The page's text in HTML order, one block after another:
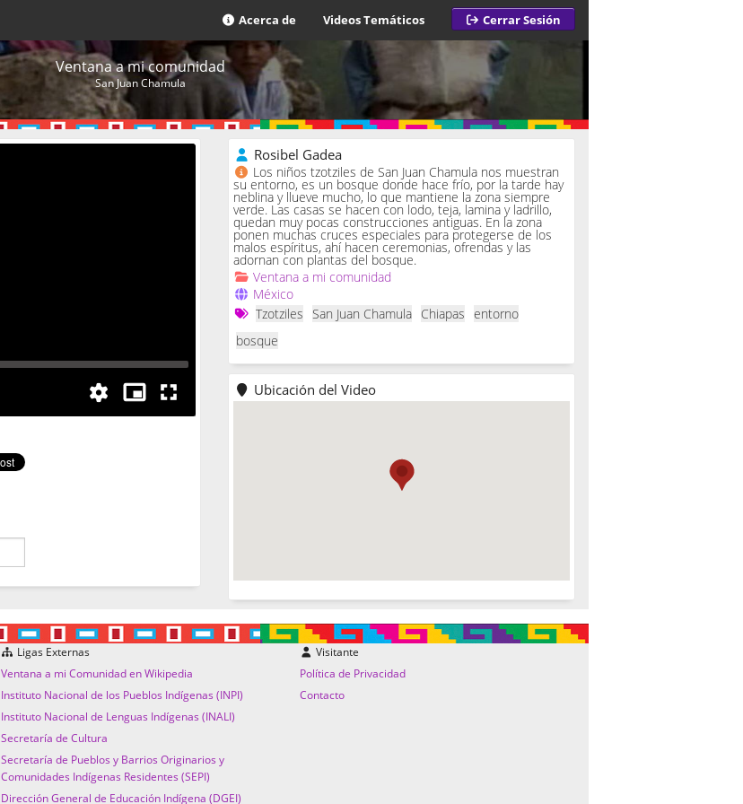
Acerca de Videos Temáticos Cerrar Sesión
Ventana a mi comunidad
San Juan Chamula
Rosibel Gadea
Los niños tzotziles de San Juan Chamula nos muestran
su entorno, es un bosque donde hace frío, por la tarde hay
neblina y llueve mucho, lo que mantiene la zona siempre
verde. Las casas se hacen con lodo, teja, lamina y ladrillo,
quedan muy pocas construcciones antiguas. En la zona
ponen muchas cruces especiales para protegerse de los
malos espíritus, ahí hacen ceremonias, ofrendas y las
adornan con plantas del bosque.
Ventana a mi comunidad
México
Tzotziles San Juan Chamula Chiapas entorno
bosque
Ubicación del Video
Ligas Externas
Ventana a mi Comunidad en Wikipedia
Instituto Nacional de los Pueblos Indígenas (INPI)
Instituto Nacional de Lenguas Indígenas (INALI)
Secretaría de Cultura
Secretaría de Pueblos y Barrios Originarios y
Comunidades Indígenas Residentes (SEPI)
Dirección General de Educación Indígena (DGEI)
Visitante
Política de Privacidad
Contacto